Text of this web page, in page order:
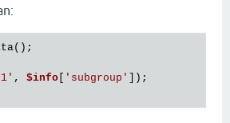
, $info 'subgroup'
]);